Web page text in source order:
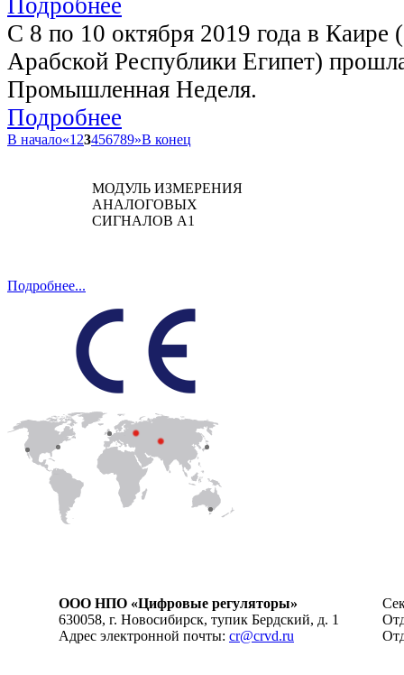
C 8 по 10 октября 2019 года в Каире
Арабской Республики Египет)
Промышленная Неделя.
Подробнее
В начало«1 23456789»В конец
МОДУЛЬ ИЗМЕРЕНИЯ
АНАЛОГОВЫХ
СИГНАЛОВ А1
Подробнее...
ООО НПО «Цифровые регуляторы»
630058, г. Новосибирск, тупик Бердский, д. 1
Адрес электронной почты: cr@crvd.ru